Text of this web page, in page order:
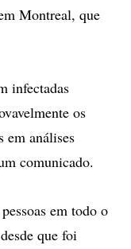
Montreal, que
infectadas
os
em análises
comunicado.
em todo o
que foi